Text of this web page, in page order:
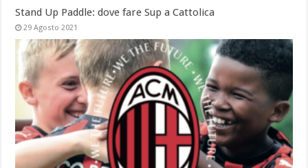
Stand Up Paddle: dove fare Sup a Cattolica
29 Agosto 2021